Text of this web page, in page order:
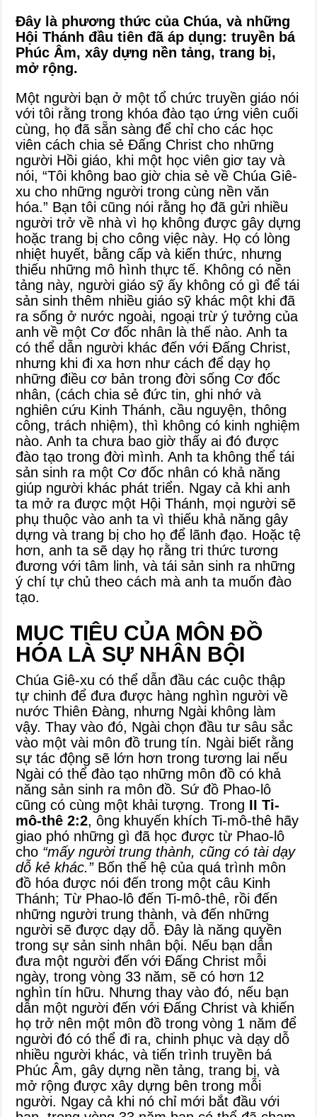
Đây là phương thức của Chúa, và những
Hội Thánh đầu tiên đã áp dụng: truyền bá
Phúc Âm, xây dựng nền tảng, trang bị,
mở rộng.
Một người bạn ở một tổ chức truyền giáo nói
với tôi rằng trong khóa đào tạo ứng viên cuối
cùng, họ đã sẵn sàng để chỉ cho các học
viên cách chia sẻ Đấng Christ cho những
người Hồi giáo, khi một học viên giơ tay và
nói, “Tôi không bao giờ chia sẻ về Chúa Giê-
xu cho những người trong cùng nền văn
hóa.” Bạn tôi cũng nói rằng họ đã gửi nhiều
người trở về nhà vì họ không được gây dựng
hoặc trang bị cho công việc này. Họ có lòng
nhiệt huyết, bằng cấp và kiến thức, nhưng
thiếu những mô hình thực tế. Không có nền
tảng này, người giáo sỹ ấy không có gì để tái
sản sinh thêm nhiều giáo sỹ khác một khi đã
ra sống ở nước ngoài, ngoại trừ ý tưởng của
anh về một Cơ đốc nhân là thế nào. Anh ta
có thể dẫn người khác đến với Đấng Christ,
nhưng khi đi xa hơn như cách để dạy họ
những điều cơ bản trong đời sống Cơ đốc
nhân, (cách chia sẻ đức tin, ghi nhớ và
nghiên cứu Kinh Thánh, cầu nguyện, thông
công, trách nhiệm), thì không có kinh nghiệm
nào. Anh ta chưa bao giờ thấy ai đó được
đào tạo trong đời mình. Anh ta không thể tái
sản sinh ra một Cơ đốc nhân có khả năng
giúp người khác phát triển. Ngay cả khi anh
ta mở ra được một Hội Thánh, mọi người sẽ
phụ thuộc vào anh ta vì thiếu khả năng gây
dựng và trang bị cho họ để lãnh đạo. Hoặc tệ
hơn, anh ta sẽ dạy họ rằng tri thức tương
đương với tâm linh, và tái sản sinh ra những
ý chí tự chủ theo cách mà anh ta muốn đào
tạo.
MỤC TIÊU CỦA MÔN ĐỒ
HÓA LÀ SỰ NHÂN BỘI
Chúa Giê-xu có thể dẫn đầu các cuộc thập
tự chinh để đưa được hàng nghìn người về
nước Thiên Đàng, nhưng Ngài không làm
vậy. Thay vào đó, Ngài chọn đầu tư sâu sắc
vào một vài môn đồ trung tín. Ngài biết rằng
sự tác động sẽ lớn hơn trong tương lai nếu
Ngài có thể đào tạo những môn đồ có khả
năng sản sinh ra môn đồ. Sứ đồ Phao-lô
cũng có cùng một khải tượng. Trong II Ti-
mô-thê 2:2, ông khuyến khích Ti-mô-thê hãy
giao phó những gì đã học được từ Phao-lô
cho “mấy người trung thành, cũng có tài dạy
dỗ kẻ khác.”Bốn thế hệ của quá trình môn
đồ hóa được nói đến trong một câu Kinh
Thánh; Từ Phao-lô đến Ti-mô-thê, rồi đến
những người trung thành, và đến những
người sẽ được dạy dỗ. Đây là năng quyền
trong sự sản sinh nhân bội. Nếu bạn dẫn
đưa một người đến với Đấng Christ mỗi
ngày, trong vòng 33 năm, sẽ có hơn 12
nghìn tín hữu. Nhưng thay vào đó, nếu bạn
dẫn một người đến với Đấng Christ và khiến
họ trở nên một môn đồ trong vòng 1 năm để
người đó có thể đi ra, chinh phục và dạy dỗ
nhiều người khác, và tiến trình truyền bá
Phúc Âm, gây dựng nền tảng, trang bị, và
mở rộng được xây dựng bên trong mỗi
người. Ngay cả khi nó chỉ mới bắt đầu với